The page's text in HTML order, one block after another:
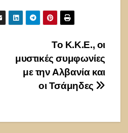
Το Κ.Κ.Ε., οι
μυστικές συμφωνίες
με την Αλβανία και
οι Τσάμηδες